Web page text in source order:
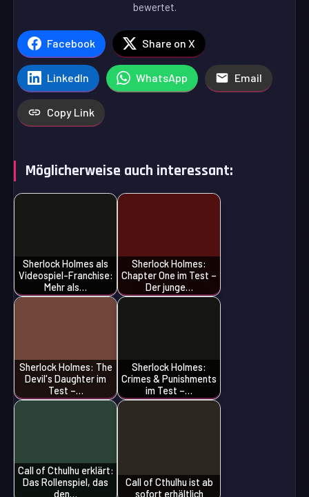
bewertet.
Facebook Share on X
LinkedIn WhatsApp Email
Copy Link
Möglicherweise auch interessant:
Sherlock Holmes als
Videospiel-Franchise:
Mehr als…
Sherlock Holmes:
Chapter One im Test –
Der junge…
Sherlock Holmes: The
Devil's Daughter im
Test –…
Sherlock Holmes:
Crimes & Punishments
im Test –…
Call of Cthulhu erklärt:
Das Rollenspiel, das
den…
Call of Cthulhu ist ab
sofort erhältlich